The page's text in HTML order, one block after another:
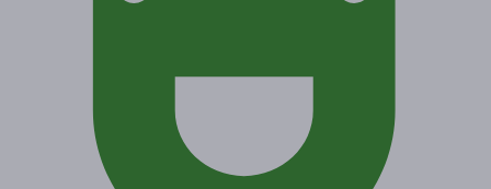
Поделиться с друзьями